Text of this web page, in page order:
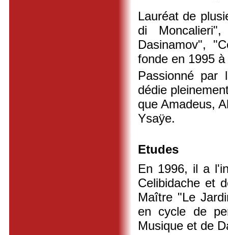
Lauréat de
di
Dasinamov",
fonde en 1995
Passionné par
dédie
que Amadeus,
Ysaÿe.
Etudes
En 1996, il a
Celibidache et
Maître "Le
en cycle de
Musique et de